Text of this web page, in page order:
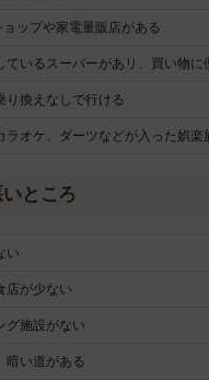
ョップや家電量販店がある
ているスーパーがあリ、買い物に
り換えなしで行ける
ラオケ、ダーツなどが入った娯楽
ところ
い
店が少ない
グ施設がない
暗い道がある